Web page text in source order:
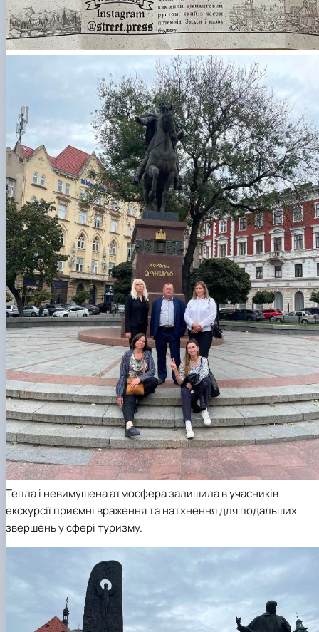
Тепла і невимушена атмосфера залишила в учасників
екскурсії приємні враження та натхнення для подальших
звершень у сфері туризму.